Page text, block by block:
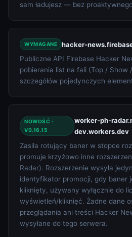
sam ładujesz — bez
WYMAGANE
hacker-
Publiczne API Firebase Hacker
pobierania list na fali (Top / Show
szczegółów pojedynczych
NOWOŚĆ ·
V0.16.15
worker-ph-
dev.workers.dev
Zasila rotujący baner w stopce
promuje krzyżowo inne
Radar). Rozszerzenie wysyła
identyfikator promocji, gdy baner
kliknięty, używany wyłącznie do
wyświetleń/kliknięć. Żadne dane
przeglądania ani treści Hacker
wysyłane do tego serwera.